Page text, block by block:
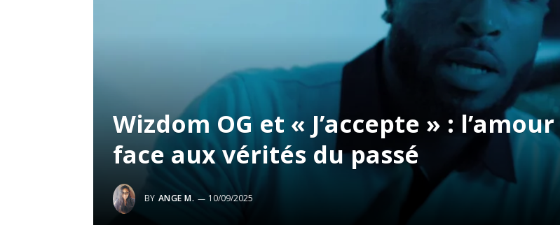
Wizdom OG et « J’accepte » : l’amour
face aux vérités du passé
BY ANGE M. 10/09/2025